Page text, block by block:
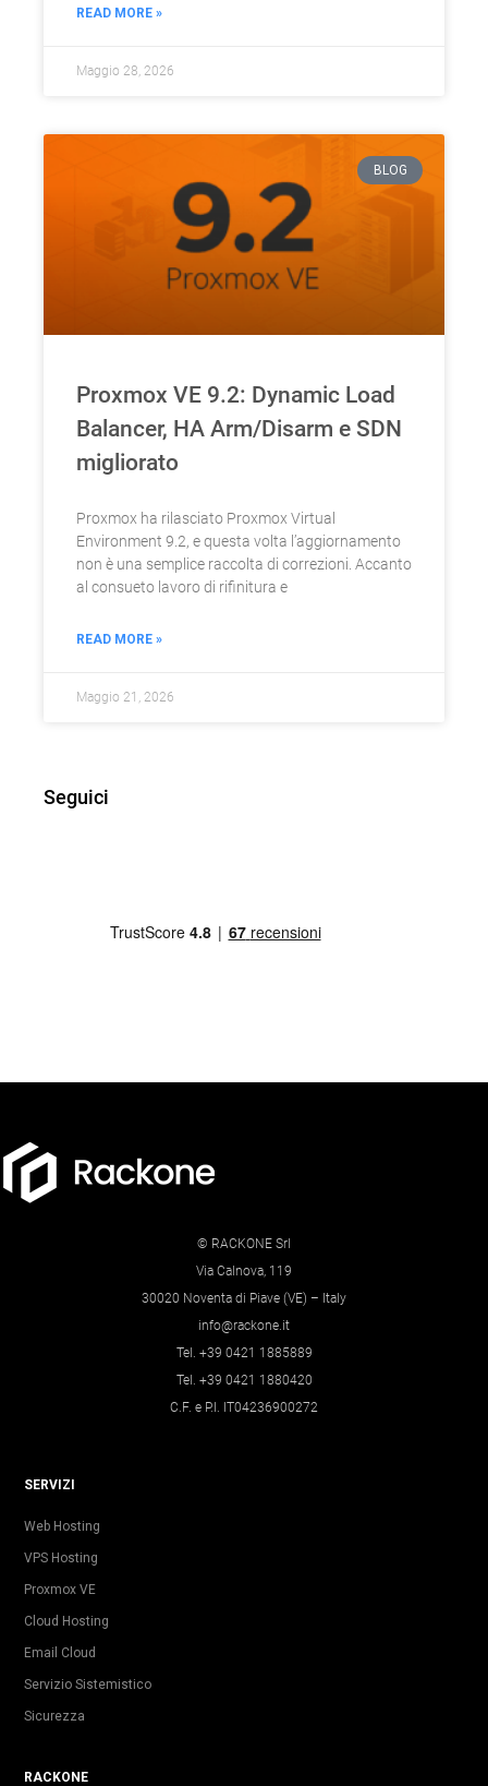
READ MORE »
Maggio 28, 2026
BLOG
Proxmox VE 9.2: Dynamic Load
Balancer, HA Arm/Disarm e SDN
migliorato
Proxmox ha rilasciato Proxmox Virtual
Environment 9.2, e questa volta l’aggiornamento
non è una semplice raccolta di correzioni. Accanto
al consueto lavoro di rifinitura e
READ MORE »
Maggio 21, 2026
Seguici
© RACKONE Srl
Via Calnova, 119
30020 Noventa di Piave (VE) – Italy
info@rackone.it
Tel. +39 0421 1885889
Tel. +39 0421 1880420
C.F. e P.I. IT04236900272
SERVIZI
Web Hosting
VPS Hosting
Proxmox VE
Cloud Hosting
Email Cloud
Servizio Sistemistico
Sicurezza
RACKONE